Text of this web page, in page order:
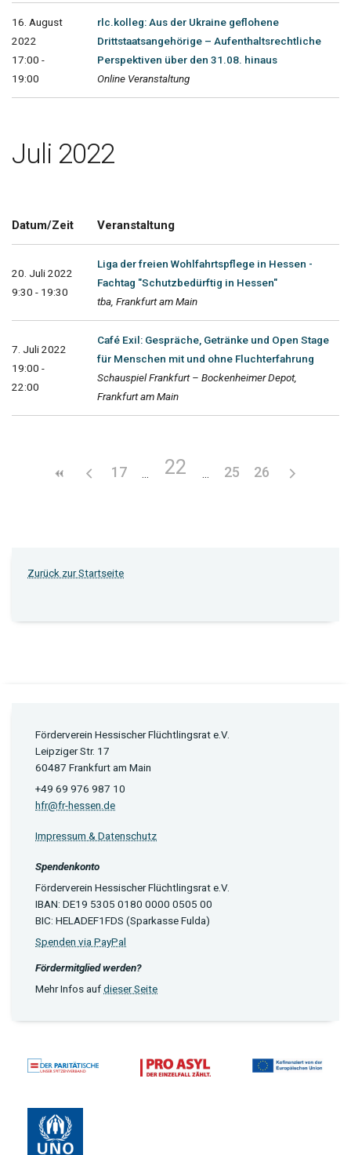
16. August
2022
17:00 -
19:00
rlc.kolleg: Aus der Ukraine geflohene
Drittstaatsangehörige – Aufenthaltsrechtliche
Perspektiven über den 31.08. hinaus
Online Veranstaltung
Juli 2022
Datum/Zeit Veranstaltung
20. Juli 2022
9:30 - 19:30
Liga der freien Wohlfahrtspflege in Hessen -
Fachtag "Schutzbedürftig in Hessen"
tba, Frankfurt am Main
7. Juli 2022
19:00 -
22:00
Café Exil: Gespräche, Getränke und Open Stage
für Menschen mit und ohne Fluchterfahrung
Schauspiel Frankfurt – Bockenheimer Depot,
Frankfurt am Main
17 22 25 26
Zurück zur Startseite
Förderverein Hessischer Flüchtlingsrat e.V.
Leipziger Str. 17
60487 Frankfurt am Main
+49 69 976 987 10
hfr@fr-hessen.de
Impressum & Datenschutz
Spendenkonto
Förderverein Hessischer Flüchtlingsrat e.V.
IBAN: DE19 5305 0180 0000 0505 00
BIC: HELADEF1FDS (Sparkasse Fulda)
Spenden via PayPal
Fördermitglied werden?
Mehr Infos aufdieser Seite